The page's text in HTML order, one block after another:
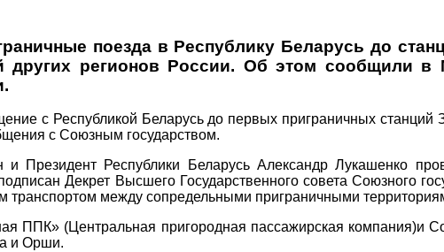
поезда в Республику Беларусь до
регионов России. Об этом сообщили в
с Республикой Беларусь до первых приграничных
с Союзным государством.
Президент Республики Беларусь Александр Лукашенко
Декрет Высшего Государственного совета Союзного
между сопредельными приграничными
ППК» (Центральная пригородная пассажирская компания)и
и Орши.